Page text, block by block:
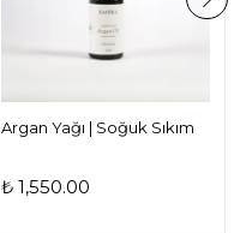
Argan Yağı | Soğuk Sıkım
₺ 1,550.00